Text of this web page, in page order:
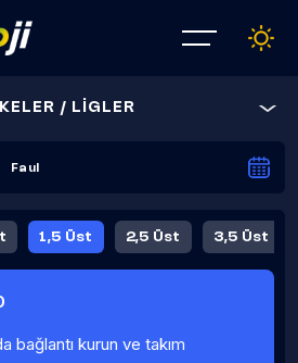
/ LİGLER
Faul
1,5 Üst 2,5 Üst 3,5 Üst
bağlantı kurun ve takım